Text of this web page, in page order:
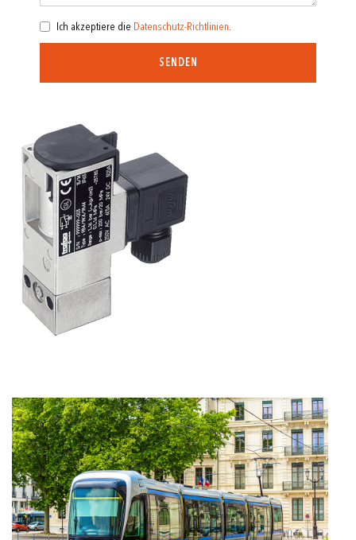
Ich akzeptiere die Datenschutz-Richtlinien.
SENDEN